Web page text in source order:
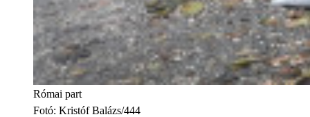
Római part
Fotó: Kristóf Balázs/444